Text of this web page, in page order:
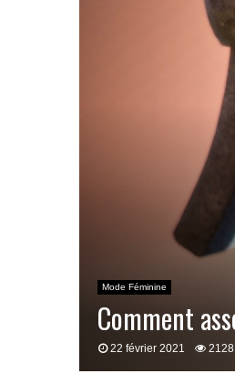
Mode Féminine
Comment
22 février 2021 2128